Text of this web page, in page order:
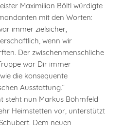
Maximilian Böltl würdigte
mit den Worten:
immer zielsicher,
wenn wir
Der zwischenmenschliche
war Dir immer
die konsequente
Ausstattung.“
steht nun Markus Böhmfeld
Heimstetten vor, unterstützt
Dem neuen